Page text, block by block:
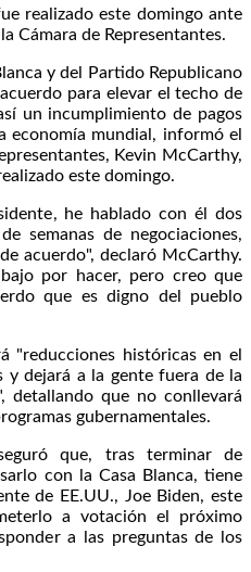
realizado este domingo ante
Cámara de Representantes.
y del Partido Republicano
para elevar el techo de
un incumplimiento de pagos
economía mundial, informó el
Kevin McCarthy,
este domingo.
he hablado con él dos
semanas de negociaciones,
acuerdo", declaró McCarthy.
por hacer, pero creo que
que es digno del pueblo
"reducciones históricas en el
y dejará a la gente fuera de la
detallando que no conllevará
gubernamentales.
que, tras terminar de
con la Casa Blanca, tiene
de EE.UU., Joe Biden, este
a votación el próximo
a las preguntas de los